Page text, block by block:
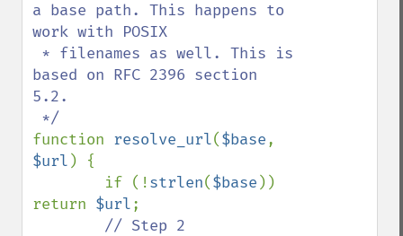
a base path. This happens to
work with POSIX
based on RFC 2396 section
5.2.
function resolve_url($base
$url ) {
        if (!
strlen($base ))
return $url;
// Step 2